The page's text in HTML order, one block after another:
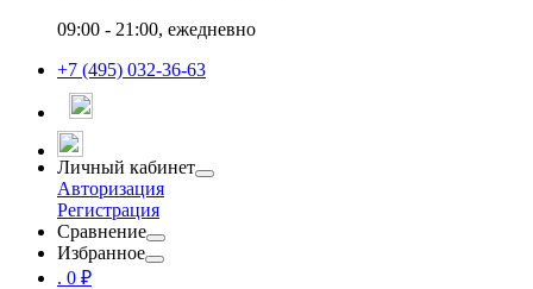
09:00 - 21:00, ежедневно
+7 (495) 032-36-63
Личный кабинет
Авторизация
Регистрация
Сравнение
Избранное
. 0 ₽